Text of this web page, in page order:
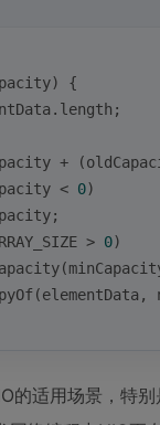
{
+
< 0)
> 0)
的适用场景，特